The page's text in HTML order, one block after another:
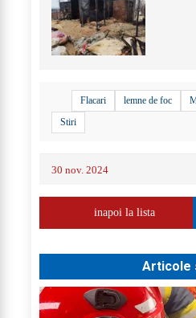
Flacari lemne de foc
Stiri
30 nov. 2024
inapoi la lista
Articole